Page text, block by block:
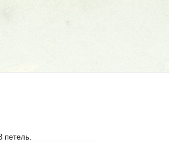
петель.